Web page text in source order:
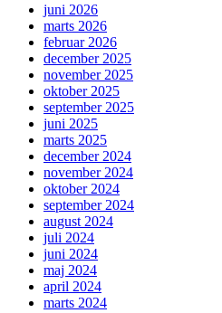
juni 2026
marts 2026
februar 2026
december 2025
november 2025
oktober 2025
september 2025
juni 2025
marts 2025
december 2024
november 2024
oktober 2024
september 2024
august 2024
juli 2024
juni 2024
maj 2024
april 2024
marts 2024